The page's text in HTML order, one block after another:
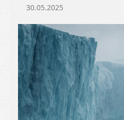
30.05.2025